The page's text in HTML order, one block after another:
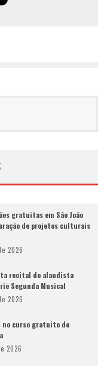
gratuitas em São João
de projetos culturais
2026
recital do alaudista
Segunda Musical
2026
no curso gratuito de
2026